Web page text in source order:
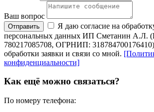
Ваш вопрос
Отправить
Я даю согласие на
персональных данных ИП Сметанин А.Л.
780217085708, ОГРНИП:
обработки заявки и связи со мной.
конфиденциальности]
Как ещё можно связаться?
По номеру телефона: